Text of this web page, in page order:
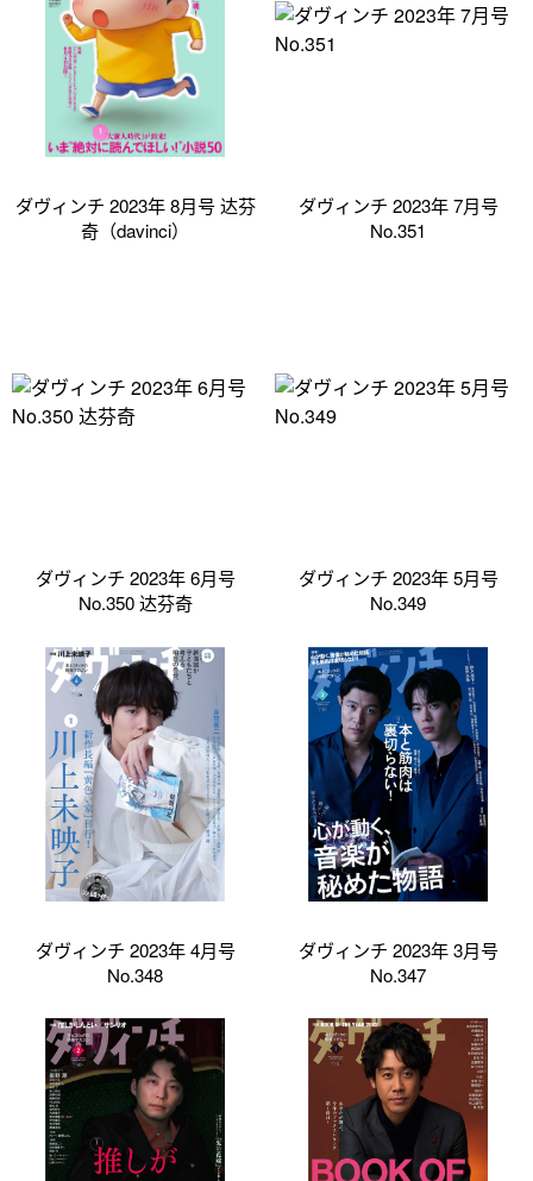
ダヴィンチ 2023年 8月号 达芬
奇（davinci）
ダヴィンチ 2023年 7月号
No.351
ダヴィンチ 2023年 6月号
No.350 达芬奇
ダヴィンチ 2023年 5月号
No.349
ダヴィンチ 2023年 4月号
No.348
ダヴィンチ 2023年 3月号
No.347